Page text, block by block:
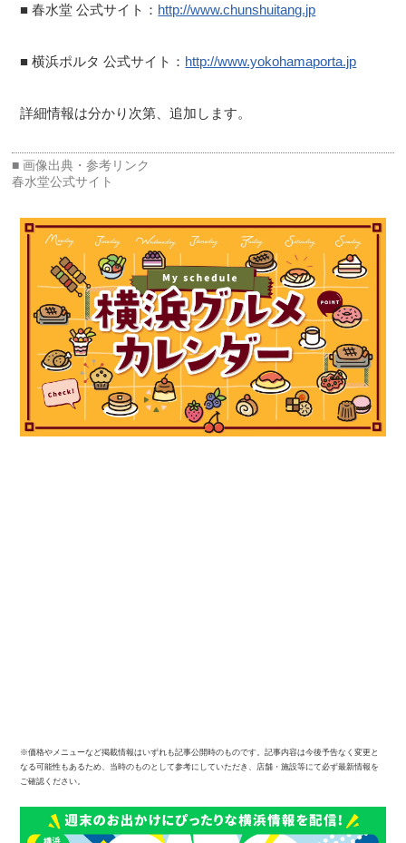
■ 春水堂 公式サイト： http://www.chunshuitang.jp
■ 横浜ポルタ 公式サイト： http://www.yokohamaporta.jp
詳細情報は分かり次第、追加します。
春水堂公式サイト
※価格やメニューなど掲載情報はいずれも記事公開時のものです。記事内容は今後予告なく変更と
なる可能性もあるため、当時のものとして参考にしていただき、店舗・施設等にて必ず最新情報を
ご確認ください。